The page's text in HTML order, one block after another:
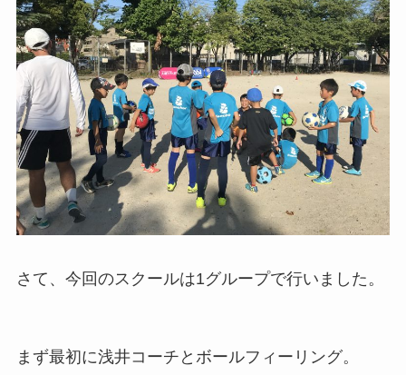
さて、今回のスクールは1グループで行いました。
まず最初に浅井コーチとボールフィーリング。